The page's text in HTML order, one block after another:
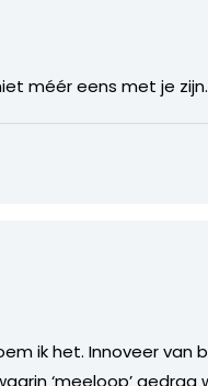
méér eens met je zijn.
ik het. Innoveer
‘meeloop’